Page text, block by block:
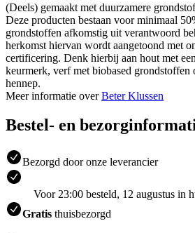
(Deels) gemaakt met duurzamere
Deze producten bestaan voor minimaal
grondstoffen afkomstig uit verantwoord
herkomst hiervan wordt aangetoond met
certificering. Denk hierbij aan hout met
keurmerk, verf met biobased grondstoffen
hennep.
Meer informatie overBeter Klussen
Bestel- en
Bezorgd door onze leverancier
Voor 23:00 besteld, 12 augustus in
Gratis thuisbezorgd